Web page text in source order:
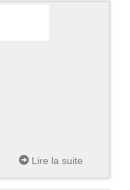
Lire la suite